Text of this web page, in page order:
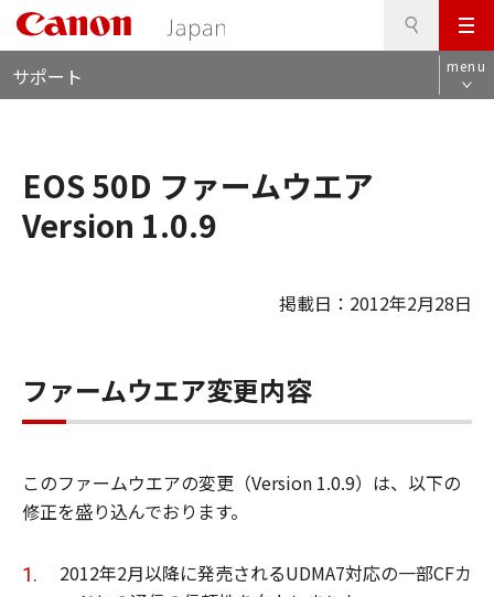
メ
ニ
ュ
サポート menu
EOS 50D ファームウエア
Version 1.0.9
掲載日：2012年2月28日
ファームウエア変更内容
このファームウエアの変更（Version 1.0.9）は、以下の
修正を盛り込んでおります。
2012年2月以降に発売されるUDMA7対応の一部CFカ